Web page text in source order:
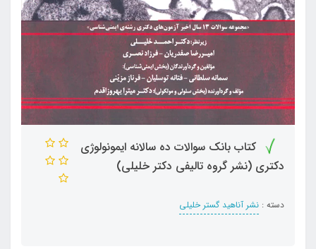
کتاب بانک سوالات ده سالانه ایمونولوژی
دکتری (نشر گروه تالیفی دکتر خلیلی)
دسته : نشر آناهید گستر خلیلی